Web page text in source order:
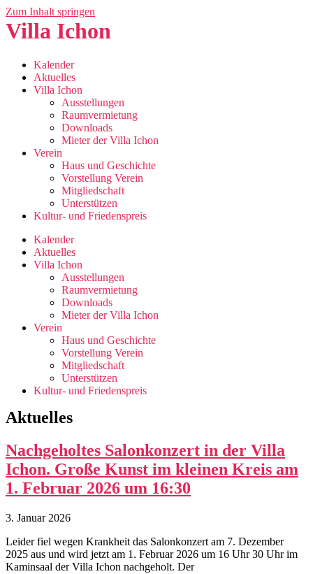
Zum Inhalt springen
Villa Ichon
Kalender
Aktuelles
Villa Ichon
Ausstellungen
Raumvermietung
Downloads
Mieter der Villa Ichon
Verein
Haus und Geschichte
Vorstellung Verein
Mitgliedschaft
Unterstützen
Kultur- und Friedenspreis
Kalender
Aktuelles
Villa Ichon
Ausstellungen
Raumvermietung
Downloads
Mieter der Villa Ichon
Verein
Haus und Geschichte
Vorstellung Verein
Mitgliedschaft
Unterstützen
Kultur- und Friedenspreis
Aktuelles
Nachgeholtes Salonkonzert in der Villa
Ichon. Große Kunst im kleinen Kreis am
1. Februar 2026 um 16:30
3. Januar 2026
Leider fiel wegen Krankheit das Salonkonzert am 7. Dezember
2025 aus und wird jetzt am 1. Februar 2026 um 16 Uhr 30 Uhr im
Kaminsaal der Villa Ichon nachgeholt. Der